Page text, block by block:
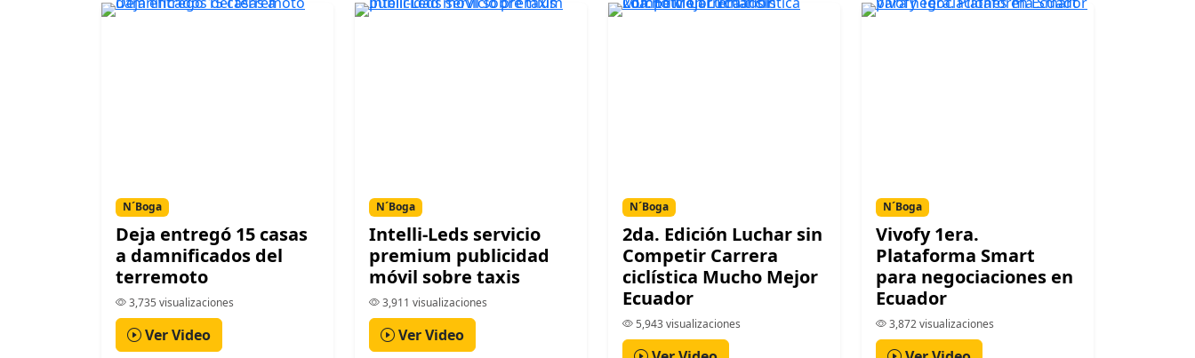
N´Boga
Deja entregó 15 casas
a damnificados del
terremoto
3,735 visualizaciones
Ver Video
N´Boga
Intelli-Leds servicio
premium publicidad
móvil sobre taxis
3,911 visualizaciones
Ver Video
N´Boga
2da. Edición Luchar sin
Competir Carrera
ciclística Mucho Mejor
Ecuador
5,943 visualizaciones
N´Boga
Vivofy 1era.
Plataforma Smart
para negociaciones en
Ecuador
3,872 visualizaciones